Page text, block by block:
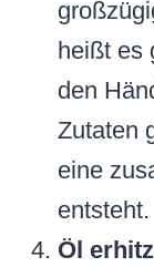
heißt es
den
Zutaten
eine
entsteht.
Öl